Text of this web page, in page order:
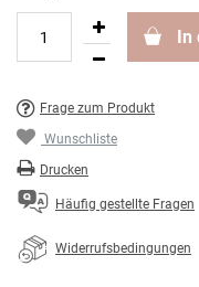
Frage zum Produkt
Wunschliste
Drucken
Häufig gestellte Fragen
Widerrufsbedingungen